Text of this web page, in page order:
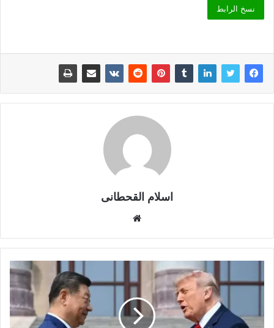
نسخ الرابط
اسلام القحطانى
ق
ع